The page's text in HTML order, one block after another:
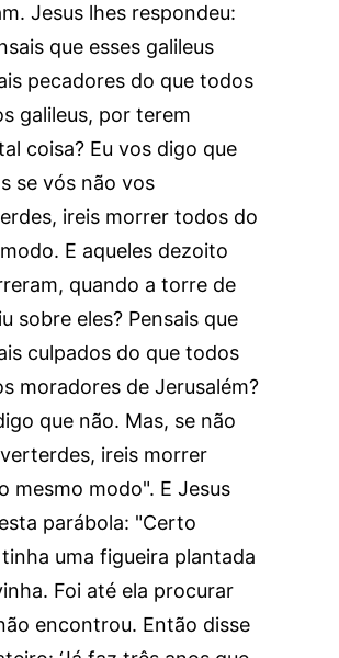
Jesus lhes respondeu:
que esses galileus
pecadores do que todos
galileus, por terem
coisa? Eu vos digo que
se vós não vos
ireis morrer todos do
E aqueles dezoito
quando a torre de
sobre eles? Pensais que
culpados do que todos
moradores de Jerusalém?
que não. Mas, se não
ireis morrer
mesmo modo". E Jesus
parábola: "Certo
uma figueira plantada
Foi até ela procurar
encontrou. Então disse